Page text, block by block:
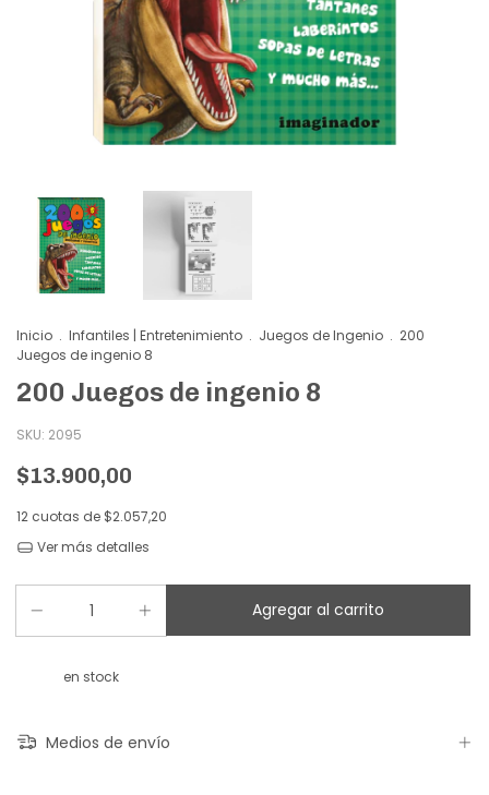
Inicio . Infantiles | Entretenimiento . Juegos de Ingenio . 200
Juegos de ingenio 8
200 Juegos de ingenio 8
SKU: 2095
$13.900,00
12 cuotas de $2.057,20
Ver más detalles
en stock
Medios de envío